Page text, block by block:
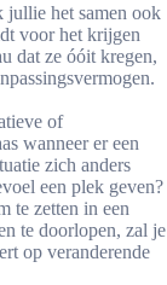
jullie het samen ook
voor het krijgen
dat ze óóit kregen,
of
wanneer er een
zich anders
een plek geven?
te zetten in een
te doorlopen, zal je
op veranderende